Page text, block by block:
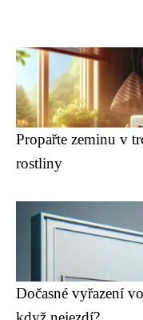
Propařte zeminu v
rostliny
Dočasné vyřazení